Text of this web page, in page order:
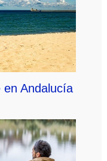
en Andalucía